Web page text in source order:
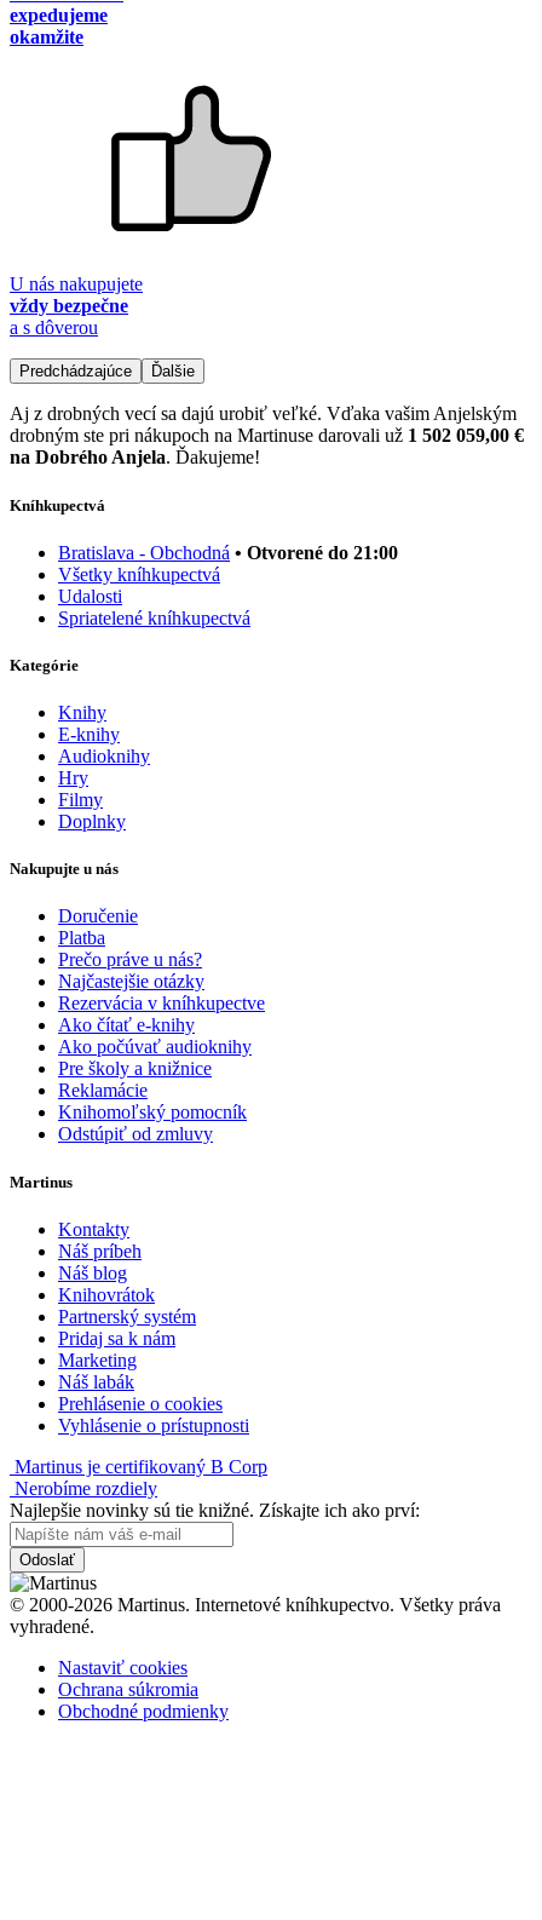
expedujeme
okamžite
U nás nakupujete
vždy bezpečne
a s dôverou
Predchádzajúce Ďalšie
Aj z drobných vecí sa dajú urobiť veľké. Vďaka vašim Anjelským
drobným ste pri nákupoch na Martinuse darovali už 1 502 059,00 €
na Dobrého Anjela. Ďakujeme!
Kníhkupectvá
Bratislava - Obchodná • Otvorené do 21:00
Všetky kníhkupectvá
Udalosti
Spriatelené kníhkupectvá
Kategórie
Knihy
E-knihy
Audioknihy
Hry
Filmy
Doplnky
Nakupujte u nás
Doručenie
Platba
Prečo práve u nás?
Najčastejšie otázky
Rezervácia v kníhkupectve
Ako čítať e-knihy
Ako počúvať audioknihy
Pre školy a knižnice
Reklamácie
Knihomoľský pomocník
Odstúpiť od zmluvy
Martinus
Kontakty
Náš príbeh
Náš blog
Knihovrátok
Partnerský systém
Pridaj sa k nám
Marketing
Náš labák
Prehlásenie o cookies
Vyhlásenie o prístupnosti
Martinus je certifikovaný B Corp
Nerobíme rozdiely
Najlepšie novinky sú tie knižné. Získajte ich ako prví:
Odoslať
© 2000-2026 Martinus. Internetové kníhkupectvo. Všetky práva
vyhradené.
Nastaviť cookies
Ochrana súkromia
Obchodné podmienky